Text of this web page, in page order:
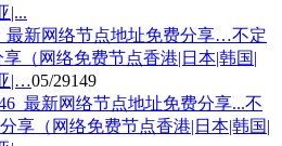
最新网络节点地址免费分享…不定
（网络免费节点香港|日本|韩国|
|…05/29149